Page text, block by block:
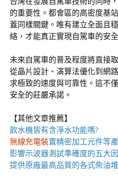
的重要性。都會區的高密度基
蓋同樣關鍵。唯有建立全面且
絡，才能真正實現自駕車的安
未來自駕車的普及程度將直接
從晶片設計、演算法優化到網
求極致的速度與可靠性。這不
安全的莊嚴承諾。
【其他文章推薦】
飲水機皆有含淨水功能嗎?
無線充電裝置精密加工元件等
影響示波器測試準確度的五大
提供原廠最高品質的各式柴油